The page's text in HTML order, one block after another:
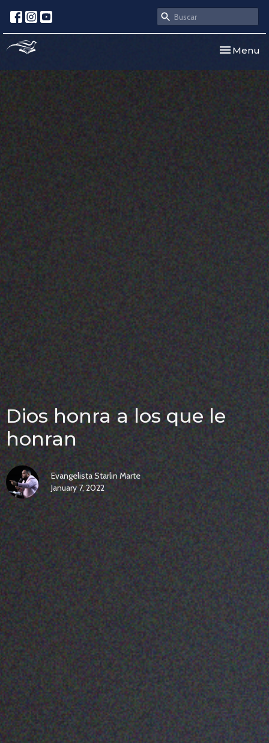
Toggle
Menu
Dios honra a los que le
honran
Evangelista Starlin Marte
January 7, 2022